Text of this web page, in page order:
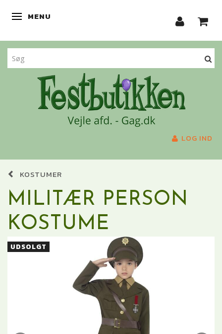
SKIFTE NAVIGATION
MENU
LOG IND
KOSTUMER
MILITÆR PERSON
KOSTUME
UDSOLGT